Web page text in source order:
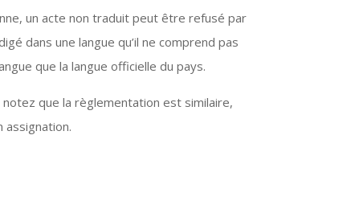
un acte non traduit peut être refusé par
dans une langue qu’il ne comprend pas
que la langue officielle du pays.
que la règlementation est similaire,